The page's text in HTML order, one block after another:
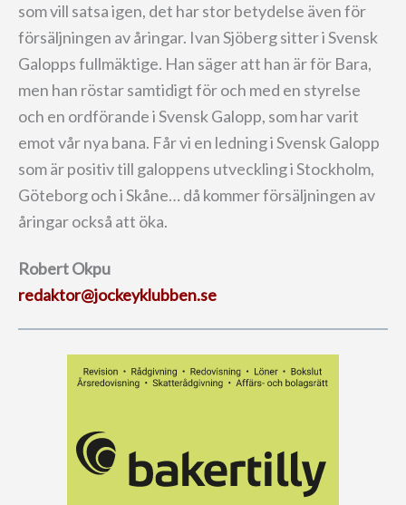
som vill satsa igen, det har stor betydelse även för
försäljningen av åringar. Ivan Sjöberg sitter i Svensk
Galopps fullmäktige. Han säger att han är för Bara,
men han röstar samtidigt för och med en styrelse
och en ordförande i Svensk Galopp, som har varit
emot vår nya bana. Får vi en ledning i Svensk Galopp
som är positiv till galoppens utveckling i Stockholm,
Göteborg och i Skåne… då kommer försäljningen av
åringar också att öka.
Robert Okpu
redaktor@jockeyklubben.se